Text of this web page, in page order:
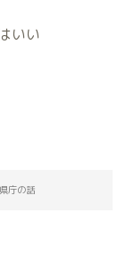
いい
庁の話